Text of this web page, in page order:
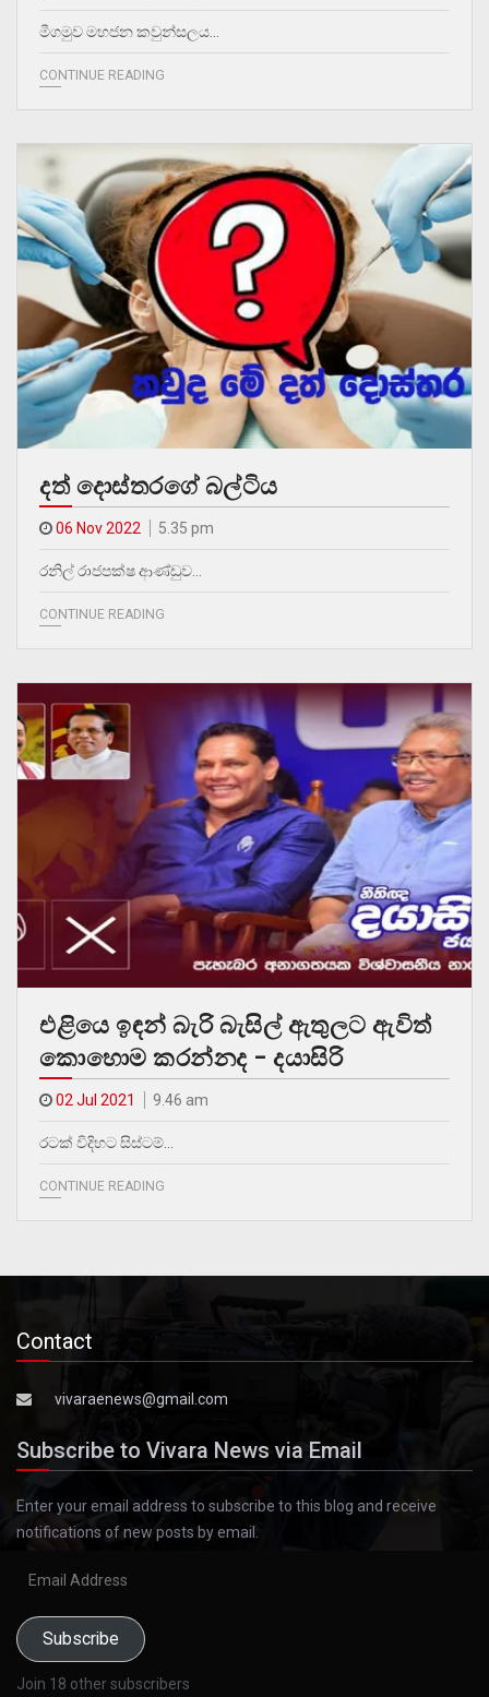
මීගමුව මහජන කවුන්සලය…
CONTINUE READING
දත් දොස්තරගේ බල්ටිය
06 Nov 2022 5.35 pm
රනිල් රාජපක්ෂ ආණ්ඩුව…
CONTINUE READING
එළියෙ ඉඳන් බැරි බැසිල් ඇතුලට ඇවිත්
කොහොම කරන්නද – දයාසිරි
02 Jul 2021 9.46 am
රටක් විදිහට සිස්ටම්…
CONTINUE READING
Contact
vivaraenews@gmail.com
Subscribe to Vivara News via Email
Enter your email address to subscribe to this blog and receive
notifications of new posts by email.
Subscribe
Join 18 other subscribers